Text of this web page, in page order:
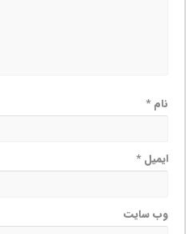
نام*
ایمیل*
وب‌ سایت